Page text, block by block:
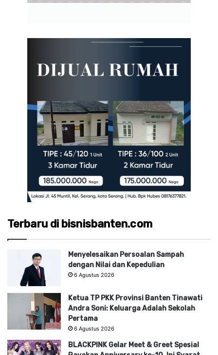
Terbaru di bisnisbanten.com
Menyelesaikan Persoalan Sampah
dengan Nilai dan Kepedulian
6 Agustus 2026
Ketua TP PKK Provinsi Banten Tinawati
Andra Soni: Keluarga Adalah Sekolah
Pertama
6 Agustus 2026
BLACKPINK Gelar Meet & Greet Spesial